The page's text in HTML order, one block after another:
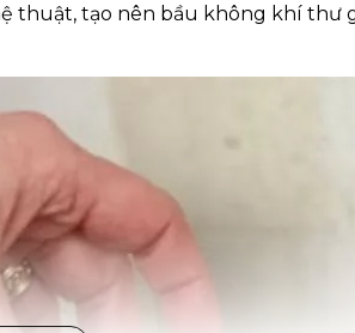
thuật, tạo nên bầu không khí thư